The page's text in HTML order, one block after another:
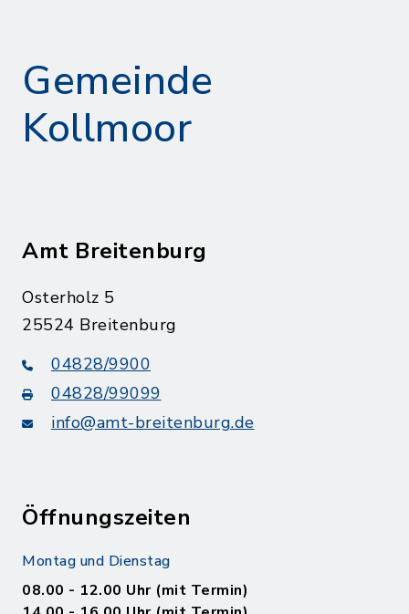
Gemeinde
Kollmoor
Amt Breitenburg
Osterholz 5
25524 Breitenburg
04828/9900
04828/99099
info@amt-breitenburg.de
Öffnungszeiten
Montag und Dienstag
08.00 - 12.00 Uhr (mit Termin)